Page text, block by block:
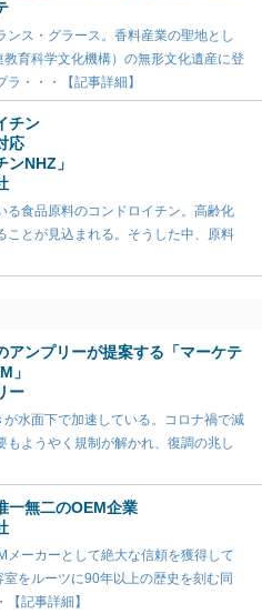
ンス・グラース。香料産業の聖地とし
育科学文化機構）の無形文化遺産に登
・・・【記事詳細】
チン
応
ンNHZ」
る食品原料のコンドロイチン。高齢化
ことが見込まれる。そうした中、原料
アンプリーが提案する「マーケテ
」
ー
水面下で加速している。コロナ禍で減
ようやく規制が解かれ、復調の兆し
一無二のOEM企業
メーカーとして絶大な信頼を獲得して
をルーツに90年以上の歴史を刻む同
記事詳細】